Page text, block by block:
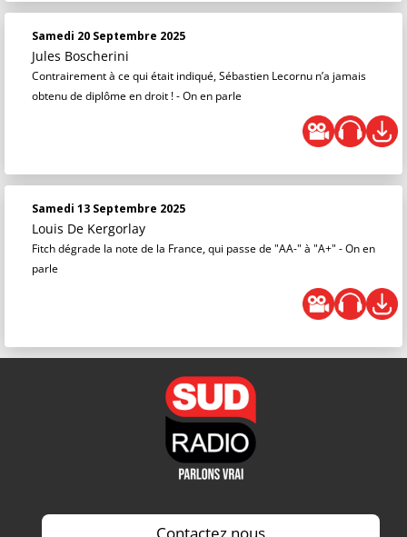
Samedi 20 Septembre 2025
Jules Boscherini
Contrairement à ce qui était indiqué, Sébastien Lecornu n’a jamais
obtenu de diplôme en droit ! - On en parle
Samedi 13 Septembre 2025
Louis De Kergorlay
Fitch dégrade la note de la France, qui passe de "AA-" à "A+" - On en
parle